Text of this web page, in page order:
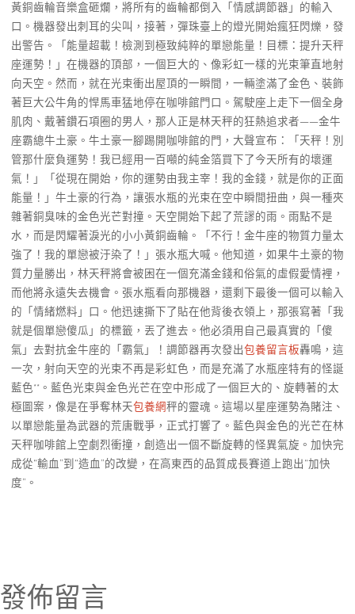
黃銅齒輪音樂盒砸爛，將所有的齒輪都倒入「情感調節器」的輸入
口。機器發出刺耳的尖叫，接著，彈珠臺上的燈光開始瘋狂閃爍，發
出警告。「能量超載！檢測到極致純粹的單戀能量！目標：提升天秤
座運勢！」在機器的頂部，一個巨大的、像彩虹一樣的光束筆直地射
向天空。然而，就在光束衝出屋頂的一瞬間，一輛塗滿了金色、裝飾
著巨大公牛角的悍馬車猛地停在咖啡館門口。駕駛座上走下一個全身
肌肉、戴著鑽石項圈的男人，那人正是林天秤的狂熱追求者——金牛
座霸總牛土豪。牛土豪一腳踢開咖啡館的門，大聲宣布：「天秤！別
管那什麼負運勢！我已經用一百噸的純金箔買下了今天所有的壞運
氣！」「從現在開始，你的運勢由我主宰！我的金錢，就是你的正面
能量！」牛土豪的行為，讓張水瓶的光束在空中瞬間扭曲，與一種夾
雜著銅臭味的金色光芒對撞。天空開始下起了荒謬的雨。雨點不是
水，而是閃耀著淚光的小小黃銅齒輪。「不行！金牛座的物質力量太
強了！我的單戀被汙染了！」張水瓶大喊。他知道，如果牛土豪的物
質力量勝出，林天秤將會被困在一個充滿金錢和俗氣的虛假愛情裡，
而他將永遠失去機會。張水瓶看向那機器，還剩下最後一個可以輸入
的「情緒燃料」口。他迅速撕下了貼在他背後衣領上，那張寫著「我
就是個單戀傻瓜」的標籤，丟了進去。他必須用自己最真實的「傻
氣」去對抗金牛座的「霸氣」！調節器再次發出包養留言板轟鳴，這
一次，射向天空的光束不再是彩虹色，而是充滿了水瓶座特有的怪誕
藍色**。藍色光束與金色光芒在空中形成了一個巨大的、旋轉著的太
極圖案，像是在爭奪林天包養網秤的靈魂。這場以星座運勢為賭注、
以單戀能量為武器的荒唐戰爭，正式打響了。藍色與金色的光芒在林
天秤咖啡館上空劇烈衝撞，創造出一個不斷旋轉的怪異氣旋。加快完
成從“輸血”到“造血”的改變，在高東西的品質成長賽道上跑出“加快
度”。
發佈留言